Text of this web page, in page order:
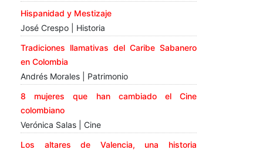
Hispanidad y Mestizaje
José Crespo | Historia
Tradiciones llamativas del Caribe Sabanero
en Colombia
Andrés Morales | Patrimonio
8 mujeres que han cambiado el Cine
colombiano
Verónica Salas | Cine
Los altares de Valencia, una historia